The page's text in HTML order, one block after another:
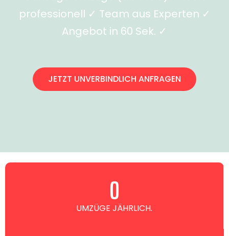
professionell ✓ Team aus Experten ✓
Angebot in 60 Sek. ✓
JETZT UNVERBINDLICH ANFRAGEN
UMZÜGE JÄHRLICH.
0